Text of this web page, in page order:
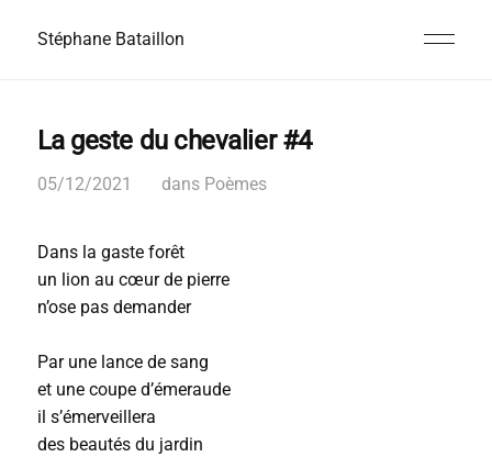
Stéphane Bataillon
La geste du chevalier #4
05/12/2021 dans Poèmes
Dans la gaste forêt
un lion au cœur de pierre
n’ose pas demander
Par une lance de sang
et une coupe d’émeraude
il s’émerveillera
des beautés du jardin